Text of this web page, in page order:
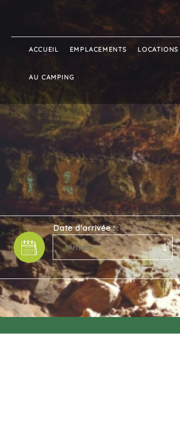
ACCUEIL EMPLACEMENTS LOCATIONS
AU CAMPING
Date d'arrivée :